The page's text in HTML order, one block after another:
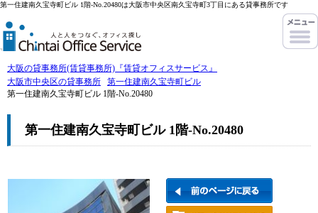
第一住建南久宝寺町ビル 1階-No.20480は大阪市中央区南久宝寺町3丁目にある貸事務所です
大阪の貸事務所(賃貸事務所)『賃貸オフィスサービス』
大阪市中央区の貸事務所
第一住建南久宝寺町ビル
第一住建南久宝寺町ビル 1階-No.20480
第一住建南久宝寺町ビル 1階-No.20480